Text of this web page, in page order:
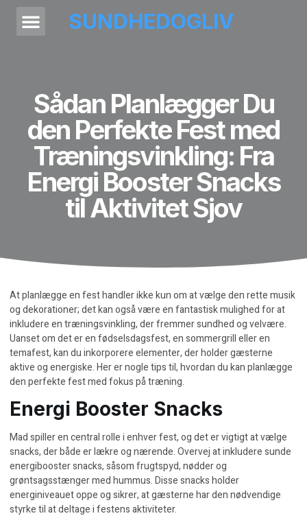
SUNDHEDOGLIV
Sådan Planlægger Du
den Perfekte Fest med
Træningsvinkling: Fra
Energi Booster Snacks
til Aktivitet Sjov
At planlægge en fest handler ikke kun om at vælge den rette musik
og dekorationer; det kan også være en fantastisk mulighed for at
inkludere en træningsvinkling, der fremmer sundhed og velvære.
Uanset om det er en fødselsdagsfest, en sommergrill eller en
temafest, kan du inkorporere elementer, der holder gæsterne
aktive og energiske. Her er nogle tips til, hvordan du kan planlægge
den perfekte fest med fokus på træning.
Energi Booster Snacks
Mad spiller en central rolle i enhver fest, og det er vigtigt at vælge
snacks, der både er lækre og nærende. Overvej at inkluderesunde
energibooster snacks, såsom frugtspyd, nødder og
grøntsagsstænger med hummus. Disse snacks holder
energiniveauet oppe og sikrer, at gæsterne har den nødvendige
styrke til at deltage i festens aktiviteter.